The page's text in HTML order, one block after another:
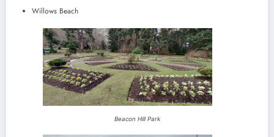
Willows Beach
Beacon Hill Park